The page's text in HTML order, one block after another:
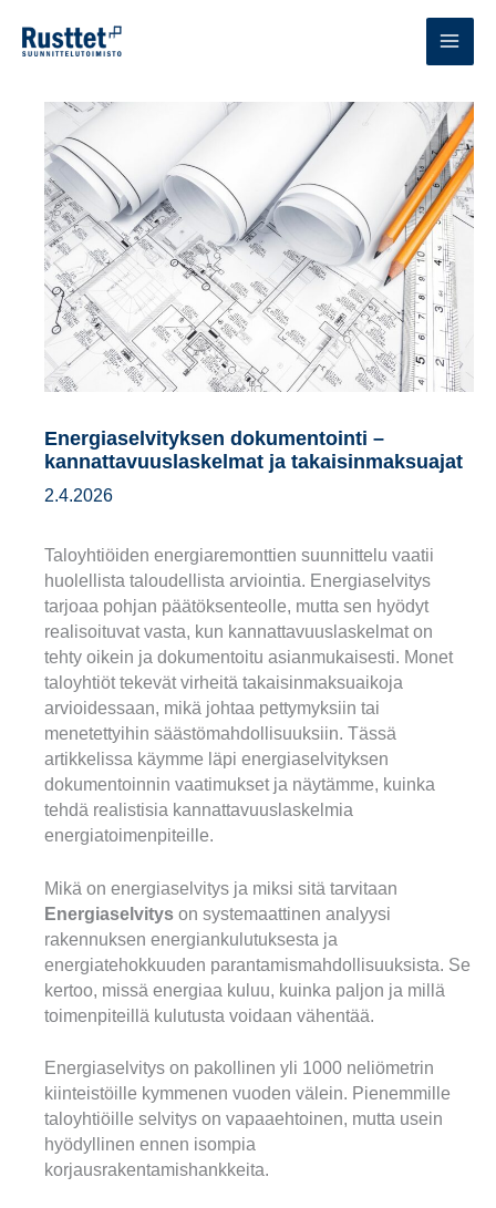
sisältöön
Energiaselvityksen dokumentointi –
kannattavuuslaskelmat ja takaisinmaksuajat
2.4.2026
Taloyhtiöiden energiaremonttien suunnittelu vaatii
huolellista taloudellista arviointia. Energiaselvitys
tarjoaa pohjan päätöksenteolle, mutta sen hyödyt
realisoituvat vasta, kun kannattavuuslaskelmat on
tehty oikein ja dokumentoitu asianmukaisesti. Monet
taloyhtiöt tekevät virheitä takaisinmaksuaikoja
arvioidessaan, mikä johtaa pettymyksiin tai
menetettyihin säästömahdollisuuksiin. Tässä
artikkelissa käymme läpi energiaselvityksen
dokumentoinnin vaatimukset ja näytämme, kuinka
tehdä realistisia kannattavuuslaskelmia
energiatoimenpiteille.
Mikä on energiaselvitys ja miksi sitä tarvitaan
Energiaselvitys on systemaattinen analyysi
rakennuksen energiankulutuksesta ja
energiatehokkuuden parantamismahdollisuuksista. Se
kertoo, missä energiaa kuluu, kuinka paljon ja millä
toimenpiteillä kulutusta voidaan vähentää.
Energiaselvitys on pakollinen yli 1000 neliömetrin
kiinteistöille kymmenen vuoden välein. Pienemmille
taloyhtiöille selvitys on vapaaehtoinen, mutta usein
hyödyllinen ennen isompia
korjausrakentamishankkeita.